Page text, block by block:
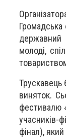
Громадська
державний
молоді,
Трускавець
виняток.
фестивалю
учасників-
фінал),